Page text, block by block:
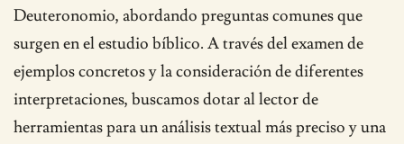
Deuteronomio, abordando preguntas comunes que
surgen en el estudio bíblico. A través del examen de
ejemplos concretos y la consideración de diferentes
interpretaciones, buscamos dotar al lector de
herramientas para un análisis textual más preciso y una